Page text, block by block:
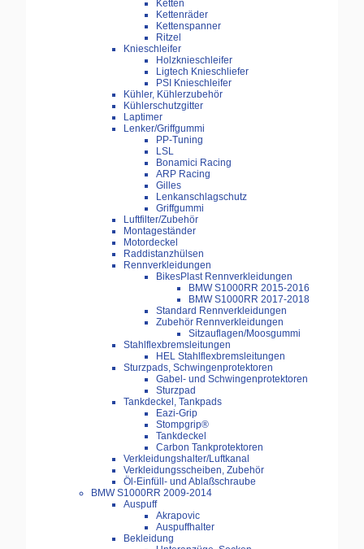
Ketten
Kettenräder
Kettenspanner
Ritzel
Knieschleifer
Holzknieschleifer
Ligtech Knieschliefer
PSI Knieschleifer
Kühler, Kühlerzubehör
Kühlerschutzgitter
Laptimer
Lenker/Griffgummi
PP-Tuning
LSL
Bonamici Racing
ARP Racing
Gilles
Lenkanschlagschutz
Griffgummi
Luftfilter/Zubehör
Montageständer
Motordeckel
Raddistanzhülsen
Rennverkleidungen
BikesPlast Rennverkleidungen
BMW S1000RR 2015-2016
BMW S1000RR 2017-2018
Standard Rennverkleidungen
Zubehör Rennverkleidungen
Sitzauflagen/Moosgummi
Stahlflexbremsleitungen
HEL Stahlflexbremsleitungen
Sturzpads, Schwingenprotektoren
Gabel- und Schwingenprotektoren
Sturzpad
Tankdeckel, Tankpads
Eazi-Grip
Stompgrip®
Tankdeckel
Carbon Tankprotektoren
Verkleidungshalter/Luftkanal
Verkleidungsscheiben, Zubehör
Öl-Einfüll- und Ablaßschraube
BMW S1000RR 2009-2014
Auspuff
Akrapovic
Auspuffhalter
Bekleidung